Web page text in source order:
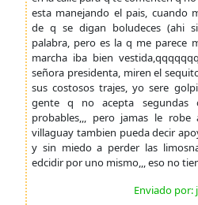
esta manejando el pais, cuando
de q se digan boludeces (ahi
palabra, pero es la q me parece
marcha iba bien
señora presidenta, miren el
sus costosos trajes, yo sere
gente q no acepta segundas
probables,,, pero jamas le
villaguay tambien pueda decir
y sin miedo a perder las
edcidir por uno mismo,,, eso no
Enviado por: